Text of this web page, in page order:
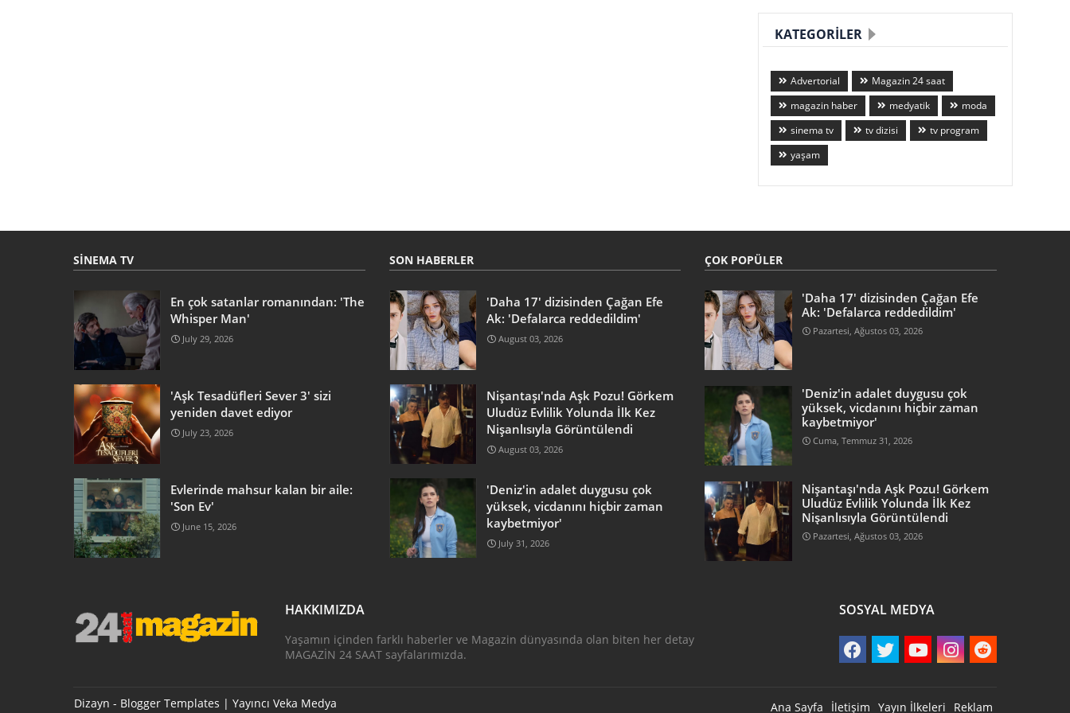
KATEGORILER
Advertorial
Magazin 24 saat
magazin haber
medyatik
moda
sinema tv
tv dizisi
tv program
yaşam
SINEMA TV
En çok satanlar romanından: 'The
Whisper Man'
July 29, 2026
'Aşk Tesadüfleri Sever 3' sizi
yeniden davet ediyor
July 23, 2026
Evlerinde mahsur kalan bir aile:
'Son Ev'
June 15, 2026
SON HABERLER
'Daha 17' dizisinden Çağan Efe
Ak: 'Defalarca reddedildim'
August 03, 2026
Nişantaşı'nda Aşk Pozu! Görkem
Uludüz Evlilik Yolunda İlk Kez
Nişanlısıyla Görüntülendi
August 03, 2026
'Deniz'in adalet duygusu çok
yüksek, vicdanını hiçbir zaman
kaybetmiyor'
July 31, 2026
ÇOK POPÜLER
'Daha 17' dizisinden Çağan Efe
Ak: 'Defalarca reddedildim'
Pazartesi, Ağustos 03, 2026
'Deniz'in adalet duygusu çok
yüksek, vicdanını hiçbir zaman
kaybetmiyor'
Cuma, Temmuz 31, 2026
Nişantaşı'nda Aşk Pozu! Görkem
Uludüz Evlilik Yolunda İlk Kez
Nişanlısıyla Görüntülendi
Pazartesi, Ağustos 03, 2026
HAKKIMIZDA
Yaşamın içinden farklı haberler ve Magazin dünyasında olan biten her detay
MAGAZİN 24 SAAT sayfalarımızda.
SOSYAL MEDYA
Ana Sayfa İletişim Yayın İlkeleri Reklam
Dizayn - Blogger Templates | Yayıncı Veka Medya